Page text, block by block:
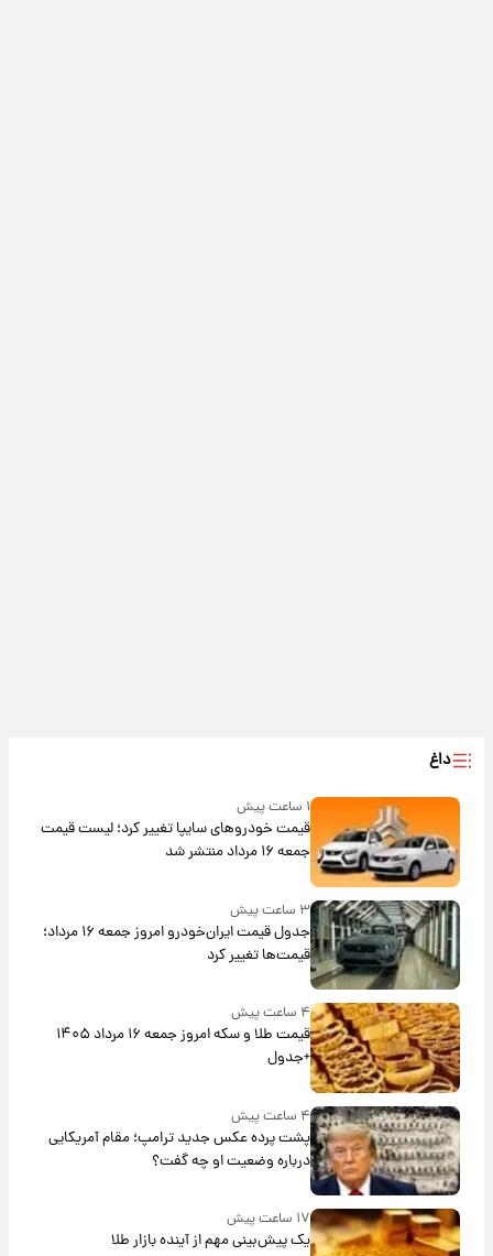
داغ
۱ ساعت پیش
قیمت خودروهای سایپا تغییر کرد؛ لیست قیمت
جمعه ۱۶ مرداد منتشر شد
۳ ساعت پیش
جدول قیمت ایران‌خودرو امروز جمعه ۱۶ مرداد؛
قیمت‌ها تغییر کرد
۴ ساعت پیش
قیمت طلا و سکه امروز جمعه ۱۶ مرداد ۱۴۰۵
+جدول
۴ ساعت پیش
پشت پرده عکس جدید ترامپ؛ مقام آمریکایی
درباره وضعیت او چه گفت؟
۱۷ ساعت پیش
یک پیش‌بینی مهم از آینده بازار طلا